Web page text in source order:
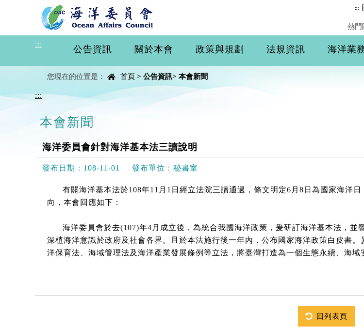
進入內容區塊 :::
熱門
:::
公告資訊 關於本會 政策與規劃 法規資訊 海洋業
您現在的位置是： 首頁 > 公告資訊> 本會新聞
:::
本會新聞
中央內容區塊
海洋委員會針對海洋基本法三讀說明
發布日期： 108-11-01 發布單位： 秘書室
有關海洋基本法於108年11月1日經立法院三讀通過，條文明定6月8日為國家海洋
向，本會回應如下：
海洋委員會於去(107)年4月成立後，為統合我國海洋政策，爰研訂海洋基本法，並
深植海洋意識於政府及社會各界。且於本法施行後一年內，公布國家海洋政策白皮書
洋保育法、海域管理法及海洋產業發展條例等立法，將臺灣打造為一個生態永續、海域
回列表頁